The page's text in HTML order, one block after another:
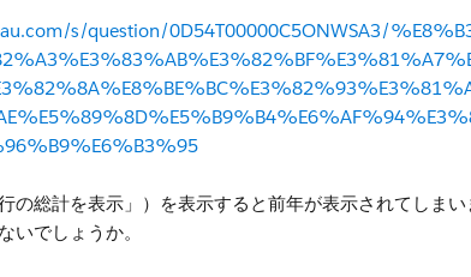
s/question/0D54T00000C5ONWSA3/
の総計を表示」）を表示すると前年が表示されてしまい
いでしょうか。